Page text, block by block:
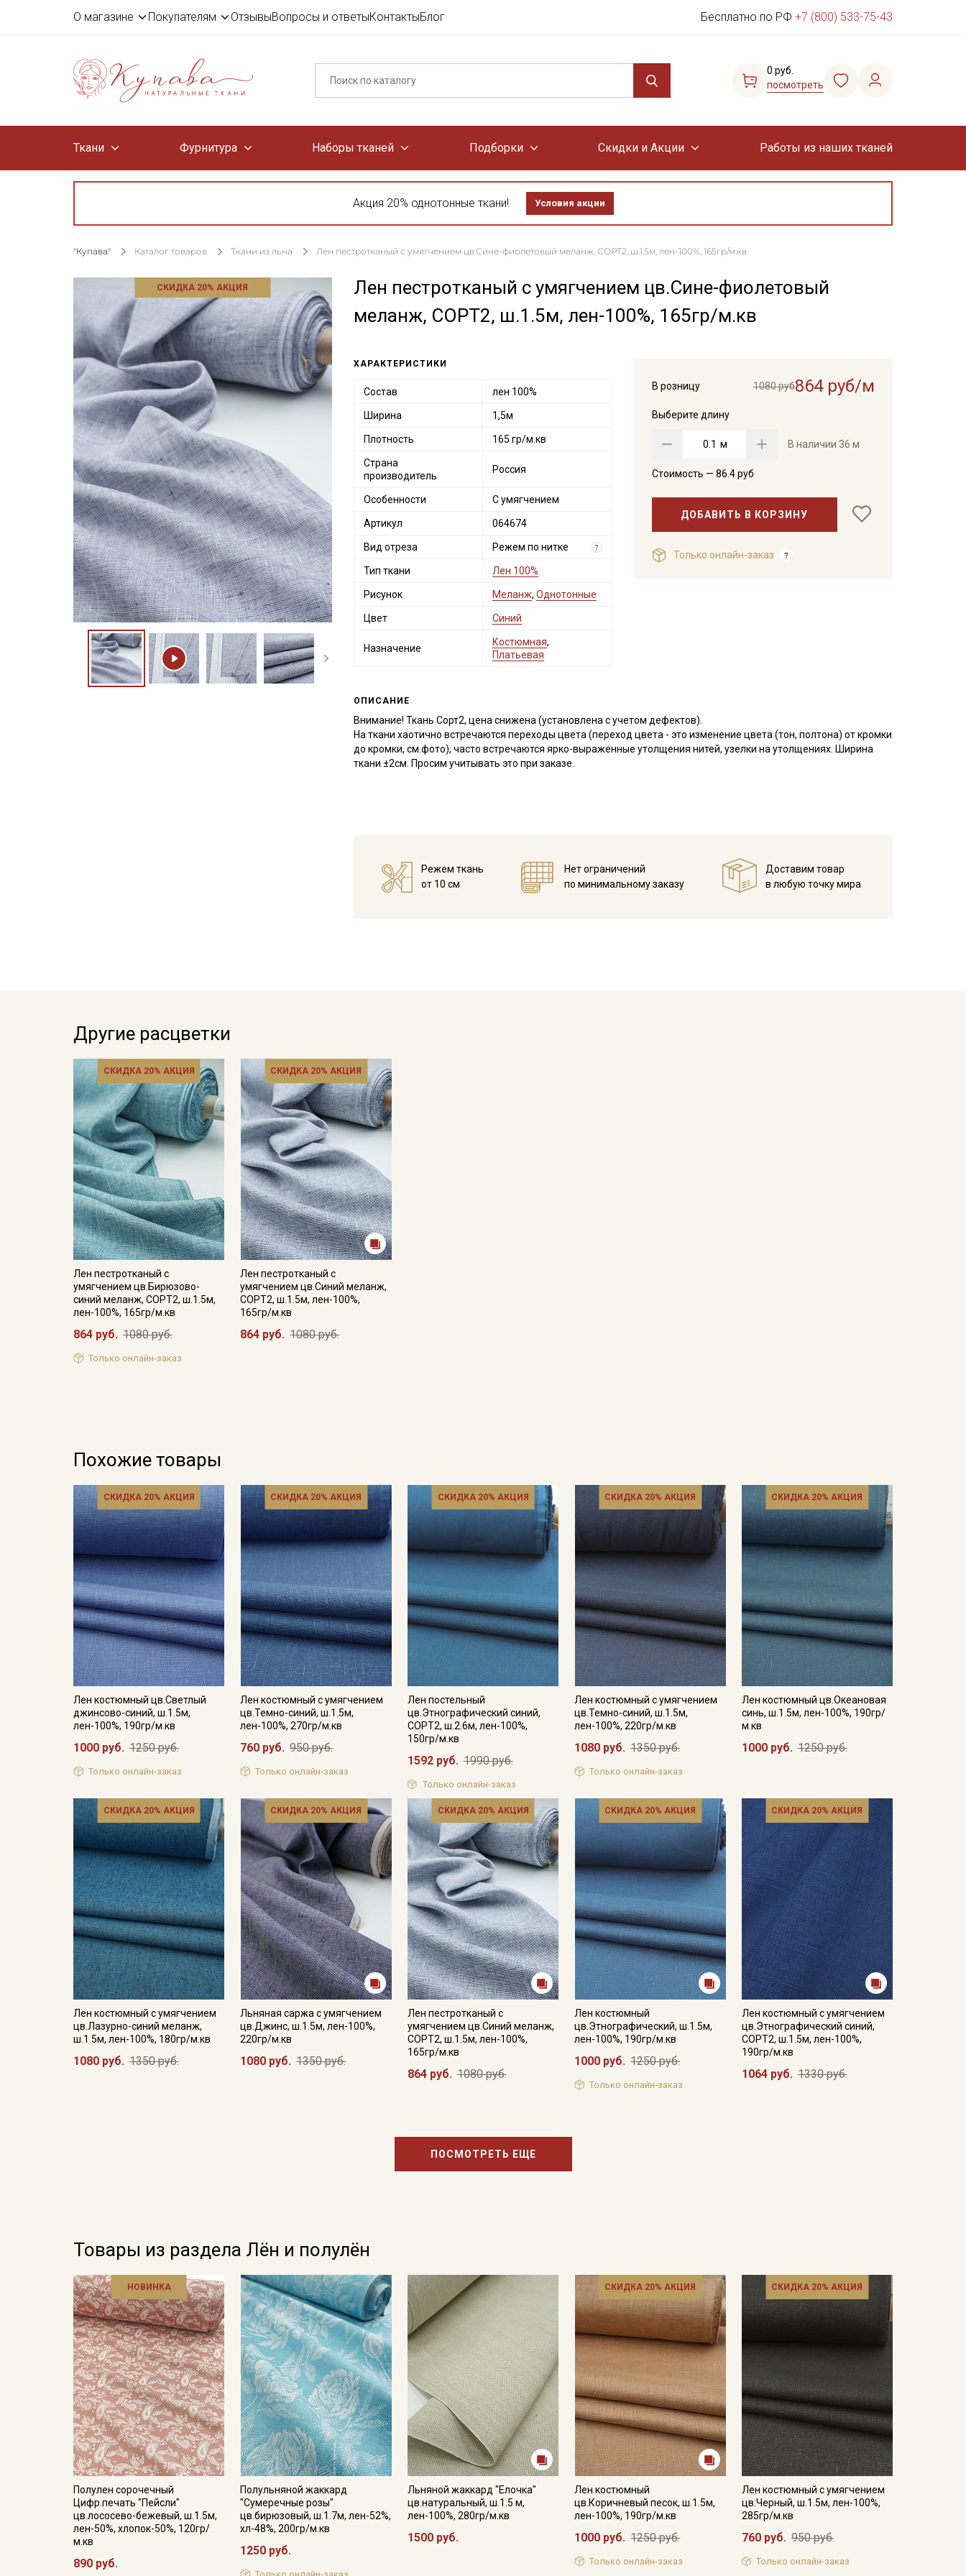
О магазине Покупателям ОтзывыВопросы и ответыКонтактыБлог Бесплатно по РФ +7 (800) 533-75-43
0 руб.
посмотреть
Ткани Фурнитура Наборы тканей Подборки Скидки и Акции Работы из наших тканей
Акция 20% однотонные ткани! Условия акции
"Купава" Каталог товаров Ткани из льна Лен пестротканый с умягчением цв.Сине-фиолетовый меланж, СОРТ2, ш.1.5м, лен-100%, 165гр/м.кв
СКИДКА 20% АКЦИЯ
Лен пестротканый с умягчением цв.Сине-фиолетовый
меланж, СОРТ2, ш.1.5м, лен-100%, 165гр/м.кв
В розницу 1080 руб864 руб/м
Выберите длину
м В наличии 36 м
Стоимость — 86.4руб
ДОБАВИТЬ В КОРЗИНУ
Только онлайн-заказ
ХАРАКТЕРИСТИКИ
Состав лен 100%
Ширина 1,5м
Плотность 165 гр/м.кв
Страна
производитель
Россия
Особенности С умягчением
Артикул 064674
Вид отреза Режем по нитке ?
Тип ткани Лен 100%
Рисунок Меланж, Однотонные
Цвет Синий
Назначение
Костюмная,
Платьевая
ОПИСАНИЕ
Внимание! Ткань Сорт2, цена снижена (установлена с учетом дефектов).
На ткани хаотично встречаются переходы цвета (переход цвета - это изменение цвета (тон, полтона) от кромки
до кромки, см.фото), часто встречаются ярко-выраженные утолщения нитей, узелки на утолщениях. Ширина
ткани ±2см. Просим учитывать это при заказе.
Режем ткань
от 10 см
Нет ограничений
по минимальному заказу
Доставим товар
в любую точку мира
Другие расцветки
СКИДКА 20% АКЦИЯ
Лен пестротканый с
умягчением цв.Бирюзово-
синий меланж, СОРТ2, ш.1.5м,
лен-100%, 165гр/м.кв
864 руб. 1080 руб.
Только онлайн-заказ
СКИДКА 20% АКЦИЯ
Лен пестротканый с
умягчением цв.Синий меланж,
СОРТ2, ш.1.5м, лен-100%,
165гр/м.кв
864 руб. 1080 руб.
Похожие товары
СКИДКА 20% АКЦИЯ
Лен костюмный цв.Светлый
джинсово-синий, ш.1.5м,
лен-100%, 190гр/м.кв
1000 руб. 1250 руб.
Только онлайн-заказ
СКИДКА 20% АКЦИЯ
Лен костюмный с умягчением
цв.Темно-синий, ш.1.5м,
лен-100%, 270гр/м.кв
760 руб. 950 руб.
Только онлайн-заказ
СКИДКА 20% АКЦИЯ
Лен постельный
цв.Этнографический синий,
СОРТ2, ш.2.6м, лен-100%,
150гр/м.кв
1592 руб. 1990 руб.
Только онлайн-заказ
СКИДКА 20% АКЦИЯ
Лен костюмный с умягчением
цв.Темно-синий, ш.1.5м,
лен-100%, 220гр/м.кв
1080 руб. 1350 руб.
Только онлайн-заказ
СКИДКА 20% АКЦИЯ
Лен костюмный цв.Океановая
синь, ш.1.5м, лен-100%, 190гр/
м.кв
1000 руб. 1250 руб.
СКИДКА 20% АКЦИЯ
Лен костюмный с умягчением
цв.Лазурно-синий меланж,
ш.1.5м, лен-100%, 180гр/м.кв
1080 руб. 1350 руб.
СКИДКА 20% АКЦИЯ
Льняная саржа с умягчением
цв.Джинс, ш.1.5м, лен-100%,
220гр/м.кв
1080 руб. 1350 руб.
СКИДКА 20% АКЦИЯ
Лен пестротканый с
умягчением цв.Синий меланж,
СОРТ2, ш.1.5м, лен-100%,
165гр/м.кв
864 руб. 1080 руб.
СКИДКА 20% АКЦИЯ
Лен костюмный
цв.Этнографический, ш.1.5м,
лен-100%, 190гр/м.кв
1000 руб. 1250 руб.
Только онлайн-заказ
СКИДКА 20% АКЦИЯ
Лен костюмный с умягчением
цв.Этнографический синий,
СОРТ2, ш.1.5м, лен-100%,
190гр/м.кв
1064 руб. 1330 руб.
ПОСМОТРЕТЬ ЕЩЕ
Товары из раздела Лён и полулён
НОВИНКА
Полулен сорочечный
Цифр.печать "Пейсли"
цв.лососево-бежевый, ш.1.5м,
лен-50%, хлопок-50%, 120гр/
м.кв
890 руб.
Полульняной жаккард
"Сумеречные розы"
цв.бирюзовый, ш.1.7м, лен-52%,
хл-48%, 200гр/м.кв
1250 руб.
Только онлайн-заказ
Льняной жаккард "Елочка"
цв.натуральный, ш.1.5 м,
лен-100%, 280гр/м.кв
1500 руб.
СКИДКА 20% АКЦИЯ
Лен костюмный
цв.Коричневый песок, ш.1.5м,
лен-100%, 190гр/м.кв
1000 руб. 1250 руб.
Только онлайн-заказ
СКИДКА 20% АКЦИЯ
Лен костюмный с умягчением
цв.Черный, ш.1.5м, лен-100%,
285гр/м.кв
760 руб. 950 руб.
Только онлайн-заказ
Купава
Мы публикуем здесь дополнительные
промокоды и скидки до 30% на узкие
категории тканей
Электронная почта
Подписаться
Ознакомлен(а) сПолитикой обработки персональных
и даюСогласие на обработку персональных
информационных рассылок